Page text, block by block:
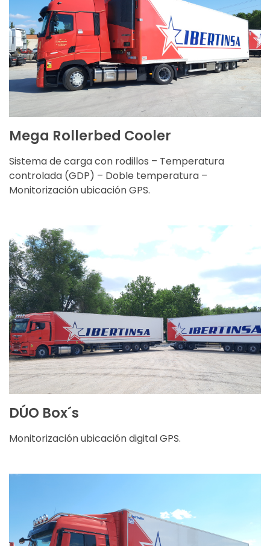
CARACTERÍSTICAS
Carga útil: 19.000 kg
Altura: 3 m.
Longitud: 13,35 m.
Mega Rollerbed Cooler
Sistema de carga con rodillos – Temperatura
controlada (GDP) – Doble temperatura –
Monitorización ubicación GPS.
CARACTERÍSTICAS
Carga útil: 48.000 kg
Altura: 2,80 m.
Longitud: 32 m.
Ancho: 2,5 m.
DÚO Box´s
Monitorización ubicación digital GPS.
Longitud: 13,56 m.
Ancho: 2,5 m.